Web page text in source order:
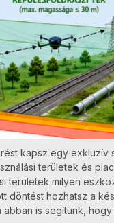
kapsz egy exkluzív
területek és
területek milyen
döntést hozhatsz a
is segítünk,